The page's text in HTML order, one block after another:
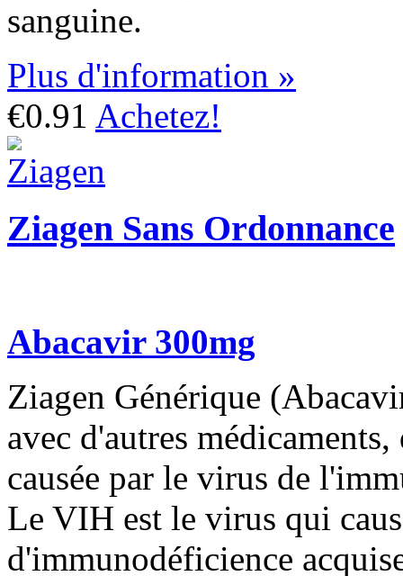
sanguine.
Plus d'information »
€0.91 Achetez!
Ziagen Sans Ordonnance
Abacavir 300mg
Ziagen Générique
avec d'autres
causée par le virus de
Le VIH est le virus qui
d'immunodéficience